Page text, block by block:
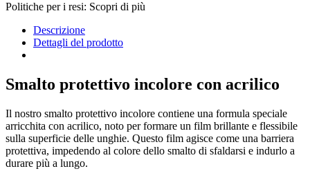
Politiche per i resi: Scopri di più
Descrizione
Dettagli del prodotto
Smalto protettivo incolore con acrilico
Il nostro smalto protettivo incolore contiene una formula speciale
arricchita con acrilico, noto per formare un film brillante e flessibile
sulla superficie delle unghie. Questo film agisce come una barriera
protettiva, impedendo al colore dello smalto di sfaldarsi e indurlo a
durare più a lungo.